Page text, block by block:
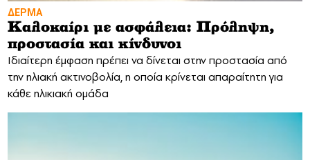
ΔΕΡΜΑ
Καλοκαίρι με ασφάλεια: Πρόληψη,
προστασία και κίνδυνοι
Ιδιαίτερη έμφαση πρέπει να δίνεται στην προστασία από
την ηλιακή ακτινοβολία, η οποία κρίνεται απαραίτητη για
κάθε ηλικιακή ομάδα